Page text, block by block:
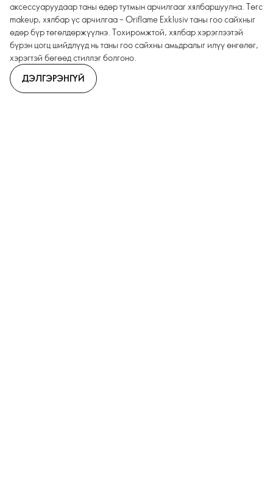
аксессуаруудаар таны өдөр тутмын арчилгааг хялбаршуулна. Төгс
makeup, хялбар үс арчилгаа – Oriflame Exklusiv таны гоо сайхныг
өдөр бүр төгөлдөржүүлнэ. Тохиромжтой, хялбар хэрэглээтэй
бүрэн цогц шийдлүүд нь таны гоо сайхны амьдралыг илүү өнгөлөг,
хэрэгтэй бөгөөд стиллэг болгоно.
ДЭЛГЭРЭНГҮЙ